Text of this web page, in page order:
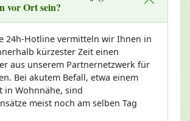
vor Ort sein?
24h-Hotline vermitteln wir Ihnen in
kürzester Zeit einen
aus unserem Partnernetzwerk für
Bei akutem Befall, etwa einem
in Wohnnähe, sind
meist noch am selben Tag